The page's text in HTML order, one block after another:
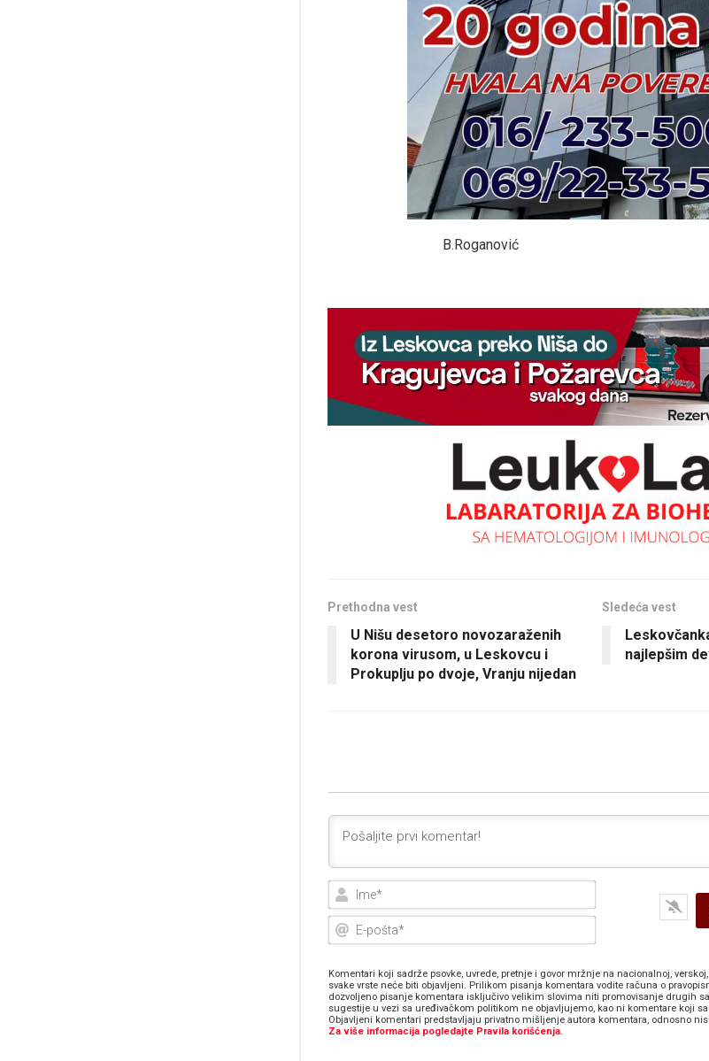
B.Roganović
Prethodna vest
U Nišu desetoro novozaraženih
korona virusom, u Leskovcu i
Prokuplju po dvoje, Vranju nijedan
Sledeća vest
najlepšim
Ime*
E-
Komentari koji sadrže psovke, uvrede, pretnje i govor mržnje na nacionalnoj,
svake vrste neće biti objavljeni. Prilikom pisanja komentara vodite računa o
dozvoljeno pisanje komentara isključivo velikim slovima niti promovisanje drugih
sugestije u vezi sa uređivačkom politikom ne objavljujemo, kao ni komentare koji
Objavljeni komentari predstavljaju privatno mišljenje autora komentara, odnosno
Za više informacija pogledajte Pravila korišćenja.